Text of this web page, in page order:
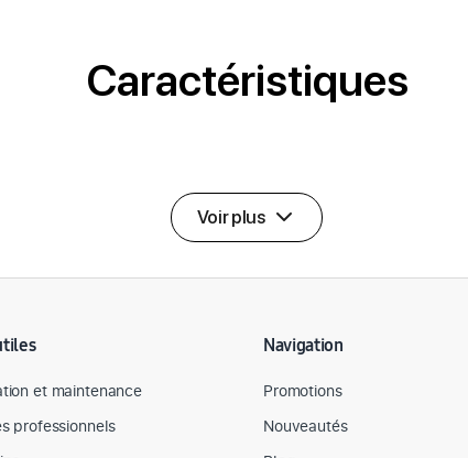
Caractéristiques
Voir plus
et maintenance
professionnels
Navigation
Promotions
Nouveautés